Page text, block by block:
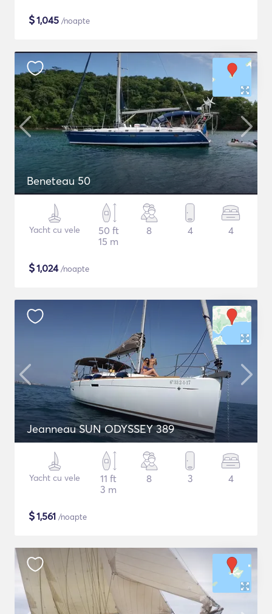
$1,045 /noapte
Beneteau 50
Yacht cu vele
50 ft
15 m
8 4 4
$1,024/noapte
Jeanneau SUN ODYSSEY 389
Yacht cu vele
11 ft
3 m
8 3 4
$1,561 /noapte